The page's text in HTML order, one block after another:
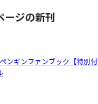
ージの新刊
ンギンファンブック【特別